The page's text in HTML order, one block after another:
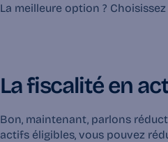
La meilleure option ?
La fiscalité en
Bon, maintenant, parlons
actifs éligibles, vous pouvez